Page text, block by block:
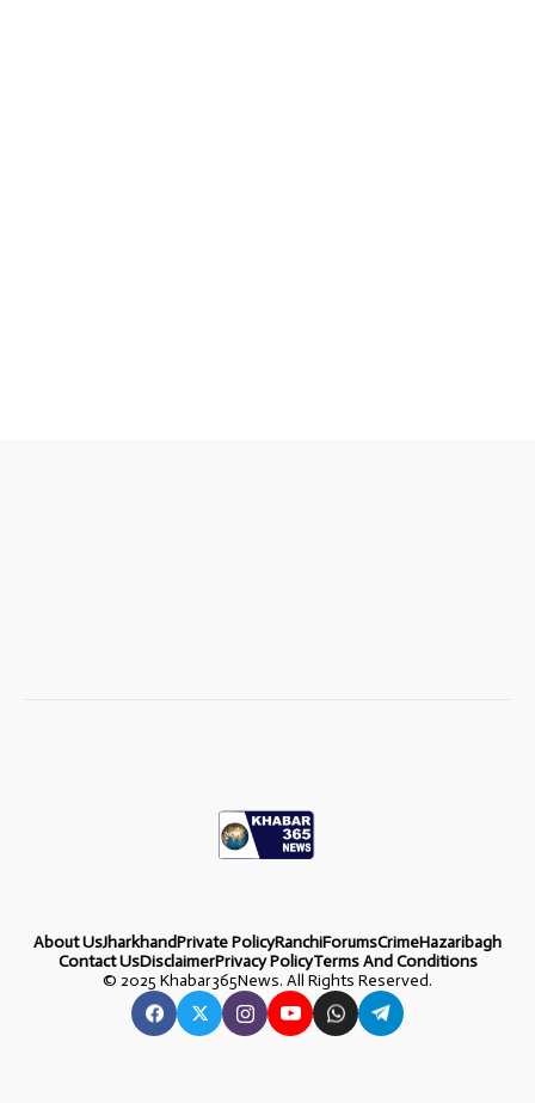
About UsJharkhandPrivate PolicyRanchiForumsCrimeHazaribagh
Contact UsDisclaimerPrivacy PolicyTerms And Conditions
© 2025 Khabar365News. All Rights Reserved.